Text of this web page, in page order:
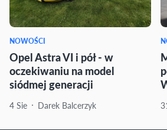
NOWOŚCI
Opel Astra VI i pół - w
oczekiwaniu na model
siódmej generacji
4 Sie Darek Balcerzyk